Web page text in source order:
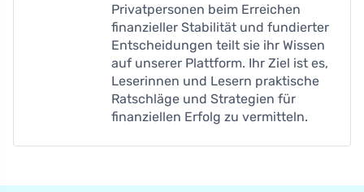
Privatpersonen beim Erreichen
finanzieller Stabilität und fundierter
Entscheidungen teilt sie ihr Wissen
auf unserer Plattform. Ihr Ziel ist es,
Leserinnen und Lesern praktische
Ratschläge und Strategien für
finanziellen Erfolg zu vermitteln.